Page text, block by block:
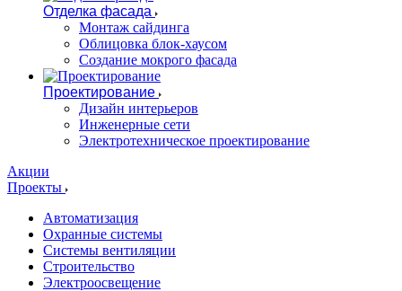
Отделка фасада
Монтаж сайдинга
Облицовка блок-хаусом
Создание мокрого фасада
Проектирование
Дизайн интерьеров
Инженерные сети
Электротехническое проектирование
Акции
Проекты
Автоматизация
Охранные системы
Системы вентиляции
Строительство
Электроосвещение